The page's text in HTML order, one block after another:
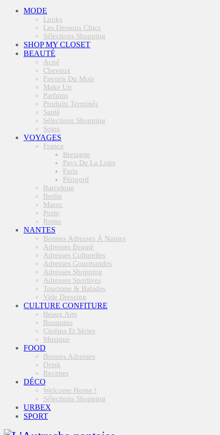
MODE
Looks
Les Dessous Chics
Sélections Shopping
SHOP MY CLOSET
BEAUTÉ
Acné
Cheveux
Favoris Du Mois
Make Up
Parfums
Produits Terminés
Santé
Sélections Shopping
Soins
VOYAGES
France
Bretagne
Pays De La Loire
Paris
Périgord
Barcelone
Berlin
Maroc
Porto
Rome
NANTES
Bonnes Adresses À Nantes
Adresses Beauté
Adresses Culturelles
Adresses Gourmandes
Adresses Shopping
Adresses Sportives
Tourisme & Balades
Vide Dressing
CULTURE CONFITURE
Beaux Arts
Bouquins
Cinéma Et Séries
Musique
FOOD
Bonnes Adresses
Drink
Recettes
DÉCO
Welcome Home !
Sélections Shopping
URBEX
SPORT